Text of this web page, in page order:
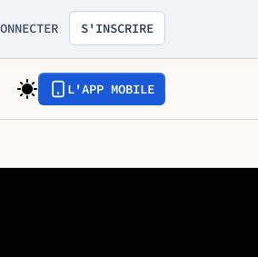
S'INSCRIRE
L'APP MOBILE